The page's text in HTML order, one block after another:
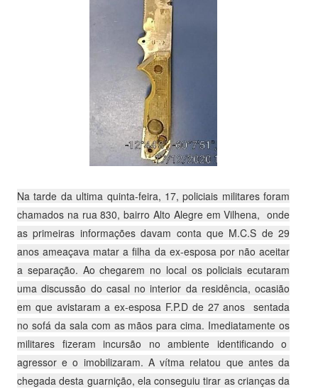
Na tarde da ultima quinta-feira, 17, policiais militares foram
chamados na rua 830, bairro Alto Alegre em Vilhena, onde
as primeiras informações davam conta que M.C.S de 29
anos ameaçava matar a filha da ex-esposa por não aceitar
a separação. Ao chegarem no local os policiais ecutaram
uma discussão do casal no interior da residência, ocasião
em que avistaram a ex-esposa F.P.D de 27 anos sentada
no sofá da sala com as mãos para cima. Imediatamente os
militares fizeram incursão no ambiente identificando o
agressor e o imobilizaram. A vítma relatou que antes da
chegada desta guarnição, ela conseguiu tirar as crianças da